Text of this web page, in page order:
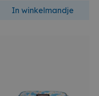
In winkelmandje